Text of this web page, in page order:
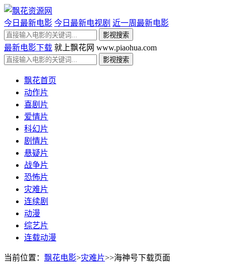
今日最新电影 今日最新电视剧 近一周最新电影
最新电影下载 就上飘花网 www.piaohua.com
飘花首页
动作片
喜剧片
爱情片
科幻片
剧情片
悬疑片
战争片
恐怖片
灾难片
连续剧
动漫
综艺片
连载动漫
当前位置： 飘花电影>灾难片>>海神号下载页面